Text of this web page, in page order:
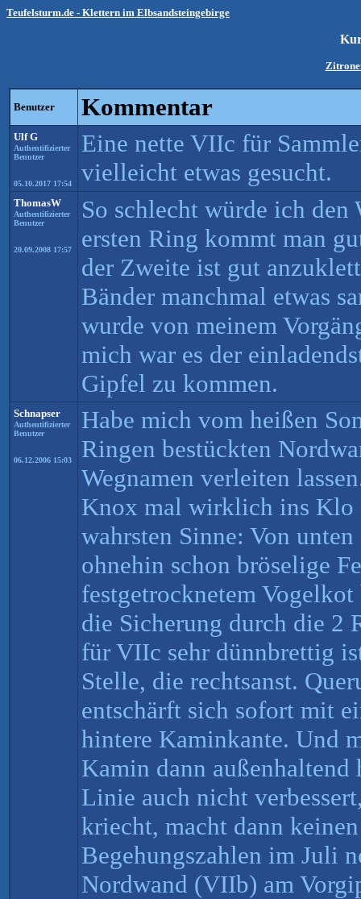
Teufelsturm.de - Klettern im Elbsandsteingebirge
Benutzer Kommentar
Ulf G
Authentifizierter
Benutzer
05.10.2017 17:54
Eine nette VIIc für
vielleicht etwas gesucht.
ThomasW
Authentifizierter
Benutzer
20.09.2008 17:57
So schlecht würde ich den
ersten Ring kommt man
der Zweite ist gut
Bänder manchmal etwas
wurde von meinem
mich war es der
Gipfel zu kommen.
Schnapser
Authentifizierter
Benutzer
06.12.2006 15:03
Habe mich vom heißen
Ringen bestückten
Wegnamen verleiten
Knox mal wirklich ins Klo
wahrsten Sinne: Von
ohnehin schon bröselige
festgetrocknetem
die Sicherung durch die 2
für VIIc sehr dünnbrettig
Stelle, die rechtsanst.
entschärft sich sofort mit
hintere Kaminkante. Und
Kamin dann außenhaltend
Linie auch nicht
kriecht, macht dann
Begehungszahlen im Juli
Nordwand (VIIb) am